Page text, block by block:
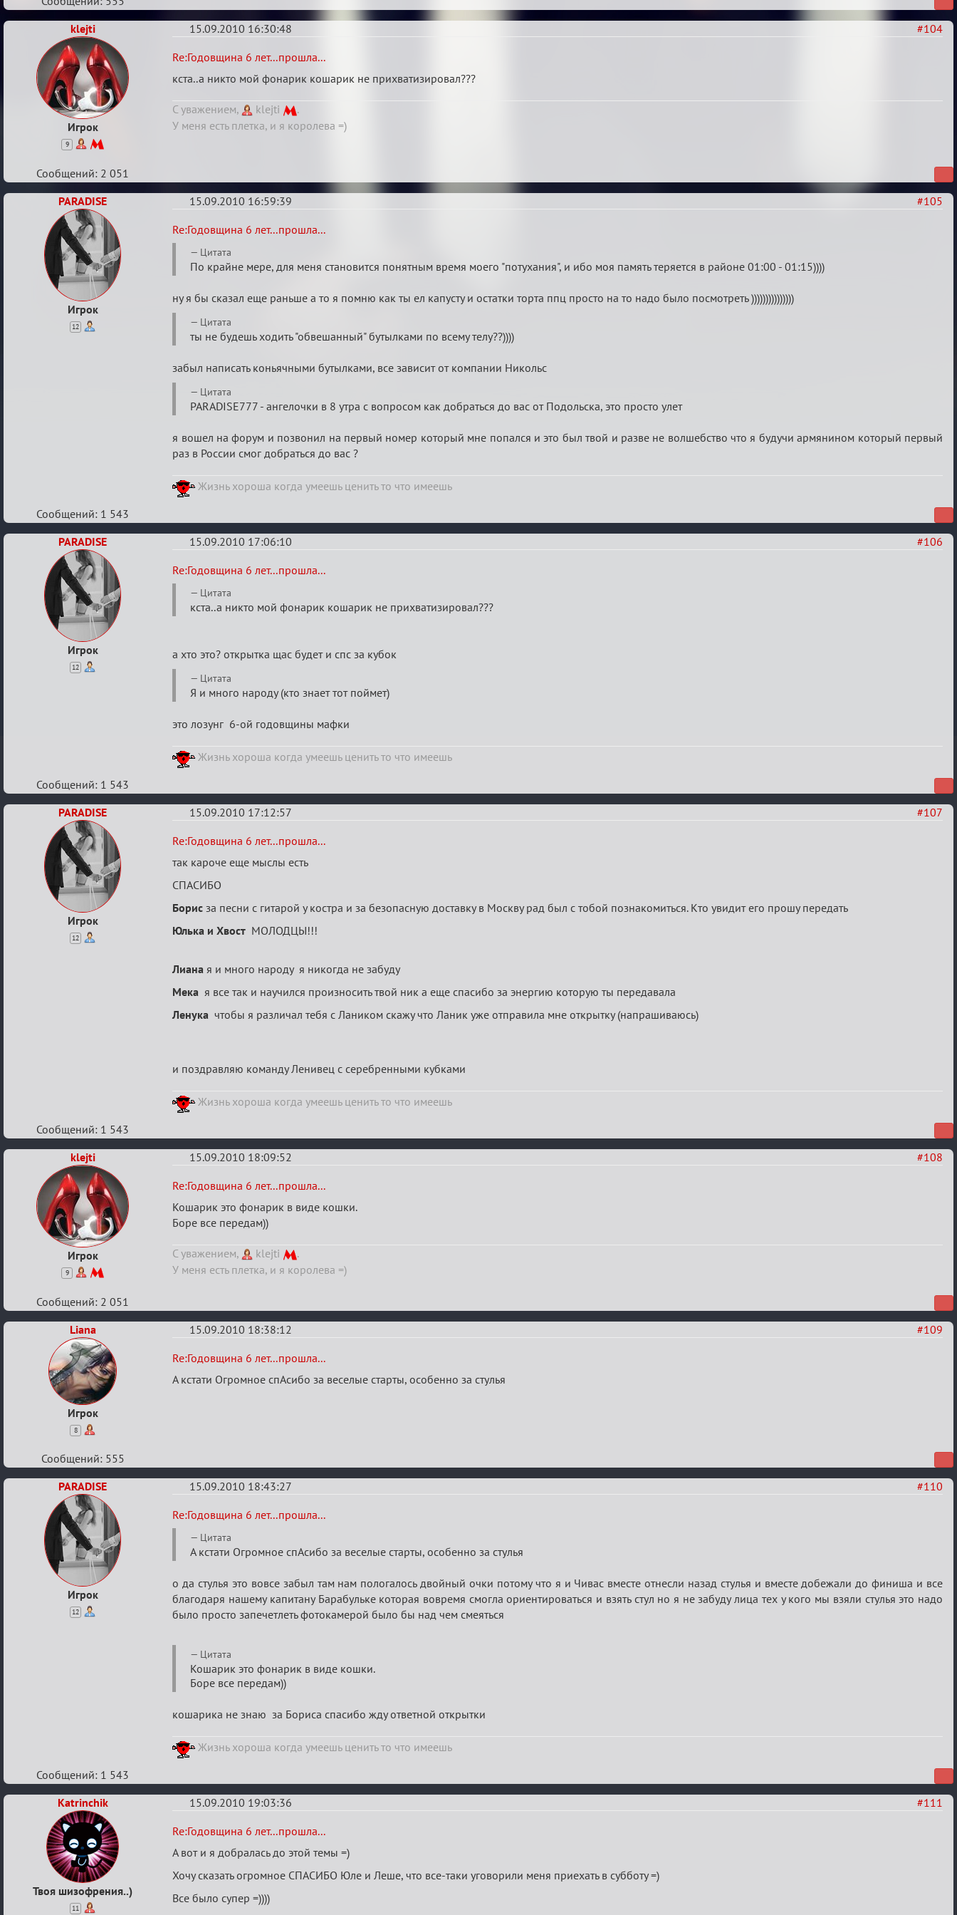
klejti
Игрок
9
#104
15.09.2010 16:30:48
Re:
Годовщина
6
лет...прошла...
Re:Годовщина 6 лет...прошла...
кста..а никто мой фонарик кошарик не прихватизировал???
С уважением, klejti
.
У меня есть плетка, и я королева =)
Сообщений: 2 051
PARADISE
Игрок
12
#105
15.09.2010 16:59:39
Re:
Годовщина
Re:Годовщина 6 лет...прошла...
Цитата
По крайне мере, для меня становится понятным время моего "потухания", и ибо моя память теряется в районе 01:00 - 01:15))))
ну я бы сказал еще раньше а то я помню как ты ел капусту и остатки торта ппц просто на то надо было посмотреть )))))))))))))))
Цитата
ты не будешь ходить "обвешанный" бутылками по всему телу??))))
забыл написать коньячными бутылками, все зависит от компании Никольс
Цитата
PARADISE777 - ангелочки в 8 утра с вопросом как добраться до вас от Подольска, это просто улет
я вошел на форум и позвонил на первый номер который мне попался и это был твой и разве не волшебство что я будучи армянином который первый
раз в России смог добраться до вас ?
Жизнь хороша когда умеешь ценить то что имеешь
Сообщений: 1 543
PARADISE
Игрок
12
#106
15.09.2010 17:06:10
Re:
Годовщина
Re:Годовщина 6 лет...прошла...
Цитата
кста..а никто мой фонарик кошарик не прихватизировал???
а хто это? открытка щас будет и спс за кубок
Цитата
Я и много народу (кто знает тот поймет)
это лозунг 6-ой годовщины мафки
Жизнь хороша когда умеешь ценить то что имеешь
Сообщений: 1 543
PARADISE
Игрок
12
#107
15.09.2010 17:12:57
Re:
Годовщина
6
лет...прошла...
Re:Годовщина 6 лет...прошла...
так кароче еще мыслы есть
СПАСИБО
Борис за песни с гитарой у костра и за безопасную доставку в Москву рад был с тобой познакомиться. Кто увидит его прошу передать
Юлька и Хвост МОЛОДЦЫ!!!
Лиана я и много народу я никогда не забуду
Мека я все так и научился произносить твой ник а еще спасибо за энергию которую ты передавала
Ленука чтобы я различал тебя с Лаником скажу что Ланик уже отправила мне открытку (напрашиваюсь)
и поздравляю команду Ленивец с серебренными кубками
Жизнь хороша когда умеешь ценить то что имеешь
Сообщений: 1 543
klejti
Игрок
9
#108
15.09.2010 18:09:52
Re:
Годовщина
6
лет...прошла...
Re:Годовщина 6 лет...прошла...
Кошарик это фонарик в виде кошки.
Боре все передам))
С уважением, klejti
.
У меня есть плетка, и я королева =)
Сообщений: 2 051
Liana
Игрок
8
#109
15.09.2010 18:38:12
Re:
Годовщина
Re:Годовщина 6 лет...прошла...
А кстати Огромное спАсибо за веселые старты, особенно за стулья
Сообщений: 555
PARADISE
Игрок
12
#110
15.09.2010 18:43:27
Re:
Годовщина
Re:Годовщина 6 лет...прошла...
Цитата
А кстати Огромное спАсибо за веселые старты, особенно за стулья
о да стулья это вовсе забыл там нам пологалось двойный очки потому что я и Чивас вместе отнесли назад стулья и вместе добежали до финиша и все
благодаря нашему капитану Барабульке которая вовремя смогла ориентироваться и взять стул но я не забуду лица тех у кого мы взяли стулья это надо
было просто запечетлеть фотокамерой было бы над чем смеяться
Цитата
Кошарик это фонарик в виде кошки.
Боре все передам))
кошарика не знаю за Бориса спасибо жду ответной открытки
Жизнь хороша когда умеешь ценить то что имеешь
Сообщений: 1 543
Katrinchik
Твоя шизофрения..)
11
#111
15.09.2010 19:03:36
Re:
Годовщина
6
лет...прошла...
Re:Годовщина 6 лет...прошла...
А вот и я добралась до этой темы =)
Хочу сказать огромное СПАСИБО Юле и Леше, что все-таки уговорили меня приехать в субботу =)
Все было супер =))))